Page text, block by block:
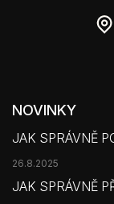
NOVINKY
JAK SPRÁVNĚ
26.8.2025
JAK SPRÁVNĚ